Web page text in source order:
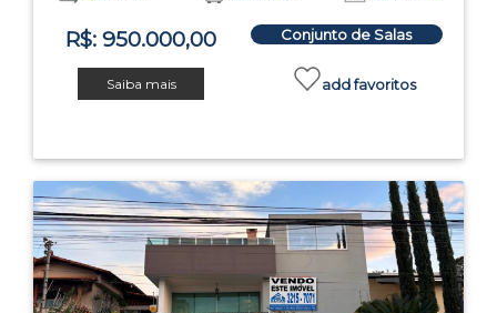
R$: 950.000,00 Conjunto de Salas
Saiba mais add favoritos